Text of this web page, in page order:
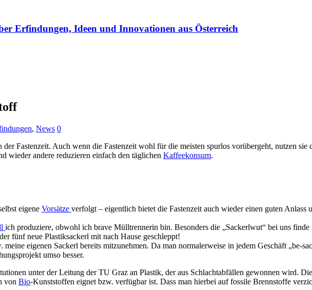
Erfindungen, Ideen und Innovationen aus Österreich
, News 0
der Fastenzeit. Auch wenn die Fastenzeit wohl für die meisten spurlos vorübergeht, nutzen
wieder andere reduzieren einfach den täglichen Kaffeekonsum.
eigene Vorsätze verfolgt – eigentlich bietet die Fastenzeit auch wieder einen guten Anlass
ich produziere, obwohl ich brave Mülltrennerin bin. Besonders die „Sackerlwut“ bei uns
fünf neue Plastiksackerl mit nach Hause geschleppt!
meine eigenen Sackerl bereits mitzunehmen. Da man normalerweise in jedem Geschäft „be-
umso besser.
unter der Leitung der TU Graz an Plastik, der aus Schlachtabfällen gewonnen wird.
von Bio-Kunststoffen eignet bzw. verfügbar ist. Dass man hierbei auf fossile Brennstoffe